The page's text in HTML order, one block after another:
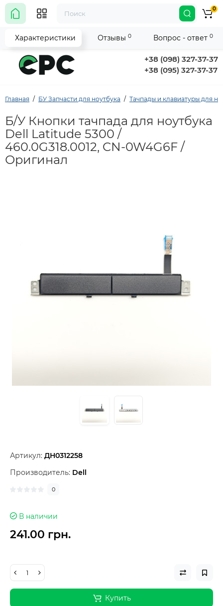
+38 (098) 327-37-37
+38 (095) 327-37-37
0
Главная БУ Запчасти для ноутбука Тачпады и клавиатуры для
Б/У Кнопки тачпада для ноутбука
Dell Latitude 5300 /
460.0G318.0012, CN-0W4G6F /
Оригинал
Артикул: ДН0312258
Производитель: Dell
0
В наличии
241.00 грн.
Купить
Характеристики Отзывы 0 Вопрос - ответ 0